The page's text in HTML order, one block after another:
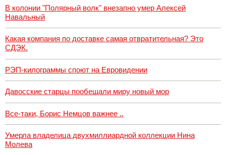
В колонии "Полярный волк" внезапно умер Алексей
Навальный
Какая компания по доставке самая отвратительная? Это
СДЭК.
РЭП-килограммы споют на Евровидении
Давосские старцы пообещали миру новый мор
Все-таки, Борис Немцов важнее ..
Умерла владелица двухмиллиардной коллекции Нина
Молева